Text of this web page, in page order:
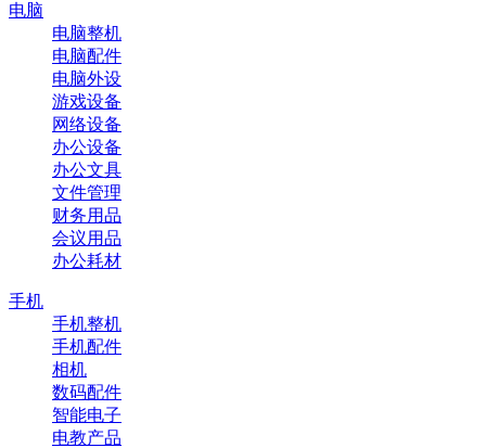
电脑
电脑整机
电脑配件
电脑外设
游戏设备
网络设备
办公设备
办公文具
文件管理
财务用品
会议用品
办公耗材
手机
手机整机
手机配件
相机
数码配件
智能电子
电教产品